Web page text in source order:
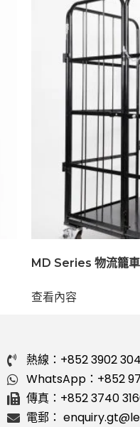
MD Series 物流籠車
查看內容
熱線：+852 3902
WhatsApp：+852
傳真：+852 3740
電郵：